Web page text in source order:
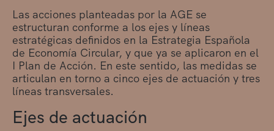
Las acciones planteadas por la AGE se
estructuran conforme a los ejes y líneas
estratégicas definidos en la Estrategia Española
de Economía Circular, y que ya se aplicaron en el
I Plan de Acción. En este sentido, las medidas se
articulan en torno a cinco ejes de actuación y tres
líneas transversales.
Ejes de actuación